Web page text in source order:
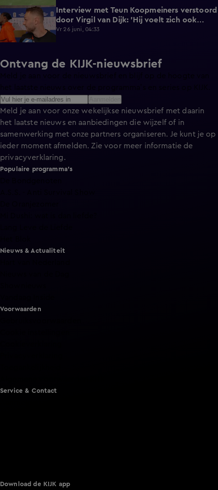
2:43
Interview met Teun Koopmeiners verstoord
door Virgil van Dijk: 'Hij voelt zich ook
lekker!'
Vr 26 juni, 04:33
Ontvang de KIJK-nieuwsbrief
Meld je aan voor onze wekelijkse nieuwsbrief met daarin
het laatste nieuws en aanbiedingen die wijzelf of in
samenwerking met onze partners organiseren. Je kunt je op
ieder moment afmelden. Zie voor meer informatie de
privacyverklaring.
Populaire programma's
Nieuws & Actualiteit
Voorwaarden
Service & Contact
Download de KIJK app